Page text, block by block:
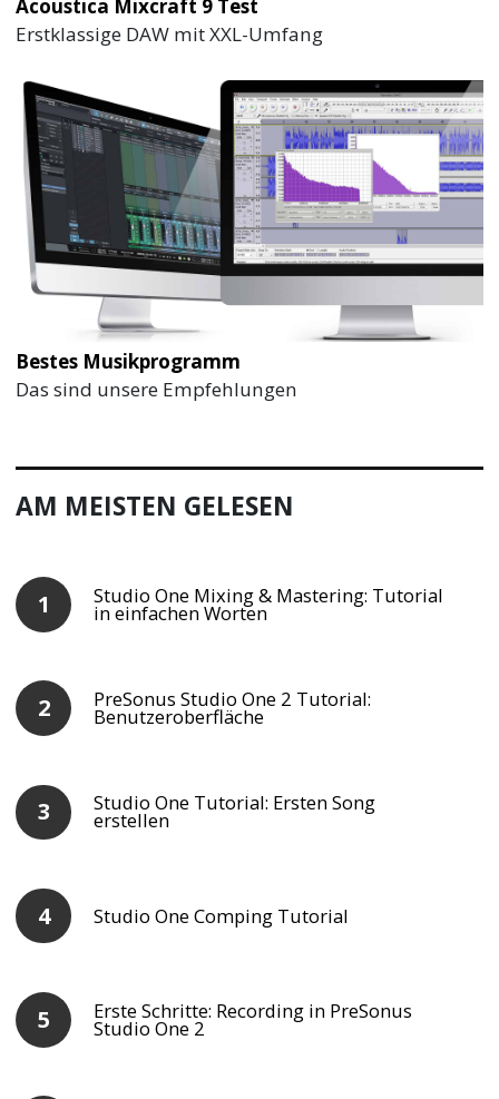
Acoustica Mixcraft 9 Test
Erstklassige DAW mit XXL-Umfang
Bestes Musikprogramm
Das sind unsere Empfehlungen
AM MEISTEN GELESEN
Studio One Mixing & Mastering: Tutorial
in einfachen Worten
PreSonus Studio One 2 Tutorial:
Benutzeroberfläche
Studio One Tutorial: Ersten Song
erstellen
Studio One Comping Tutorial
Erste Schritte: Recording in PreSonus
Studio One 2